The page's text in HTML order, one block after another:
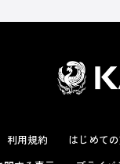
利用規約 はじめて